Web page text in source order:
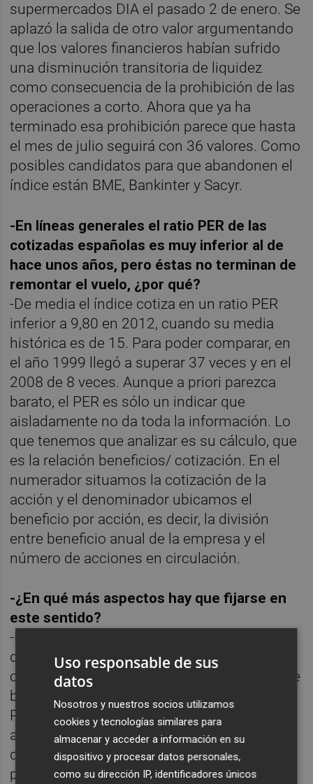
supermercados DIA el pasado 2 de enero. Se
aplazó la salida de otro valor argumentando
que los valores financieros habían sufrido
una disminución transitoria de liquidez
como consecuencia de la prohibición de las
operaciones a corto. Ahora que ya ha
terminado esa prohibición parece que hasta
el mes de julio seguirá con 36 valores. Como
posibles candidatos para que abandonen el
índice están BME, Bankinter y Sacyr.
-En líneas generales el ratio PER de las
cotizadas españolas es muy inferior al de
hace unos años, pero éstas no terminan de
remontar el vuelo, ¿por qué?
-De media el índice cotiza en un ratio PER
inferior a 9,80 en 2012, cuando su media
histórica es de 15. Para poder comparar, en
el año 1999 llegó a superar 37 veces y en el
2008 de 8 veces. Aunque a priori parezca
barato, el PER es sólo un indicar que
aisladamente no da toda la información. Lo
que tenemos que analizar es su cálculo, que
es la relación beneficios/ cotización. En el
numerador situamos la cotización de la
acción y el denominador ubicamos el
beneficio por acción, es decir, la división
entre beneficio anual de la empresa y el
número de acciones en circulación.
-¿En qué más aspectos hay que fijarse en
este sentido?
-Hay que fijarse también en el PER estimado
de 2013 para decidir si la acción esta barata
o si puede estarlo más, por su estimación de
beneficios futura. Lo que no considera el
PER es la coyuntura actual, pues es más
atractivo un PER medio en plena depresión
que un PER bajo en pleno boom. El contexto
para 2012 es muy complicado, estamos en
Uso responsable de sus
datos
Nosotros y nuestros socios utilizamos
cookies y tecnologías similares para
almacenar y acceder a información en su
dispositivo y procesar datos personales,
como su dirección IP, identificadores únicos